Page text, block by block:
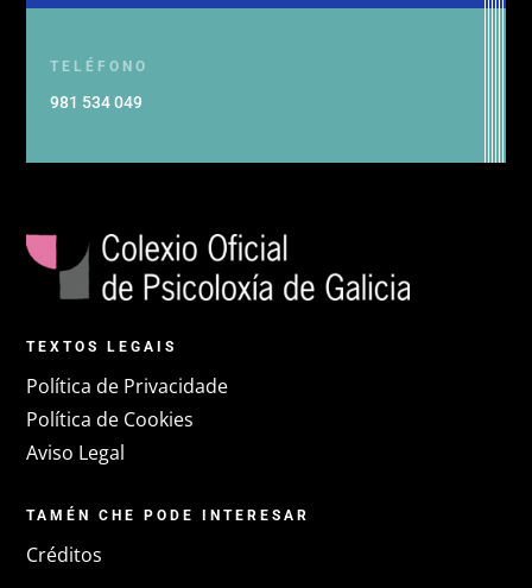
TELÉFONO
981 534 049
TEXTOS LEGAIS
Política de Privacidade
Política de Cookies
Aviso Legal
TAMÉN CHE PODE INTERESAR
Créditos